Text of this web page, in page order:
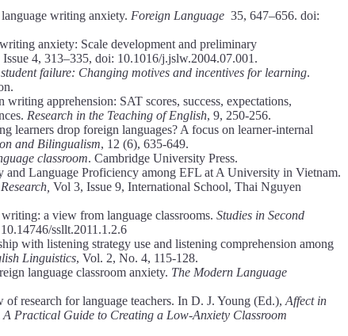
writing anxiety. Foreign Language 35, 647–656. doi:
anxiety: Scale development and preliminary
Issue 4, 313–335, doi: 10.1016/j.jslw.2004.07.001.
failure: Changing motives and incentives for learning.
apprehension: SAT scores, success, expectations,
Research in the Teaching of English, 9, 250-256.
learners drop foreign languages? A focus on learner-internal
and Bilingualism, 12 (6), 635-649.
classroom. Cambridge University Press.
Language Proficiency among EFL at A University in Vietnam.
Vol 3, Issue 9, International School, Thai Nguyen
a view from language classrooms. Studies in Second
ssllt.2011.1.2.6
with listening strategy use and listening comprehension among
Linguistics, Vol. 2, No. 4, 115-128.
language classroom anxiety. The Modern Language
research for language teachers. In D. J. Young (Ed.), Affect in
Practical Guide to Creating a Low-Anxiety Classroom